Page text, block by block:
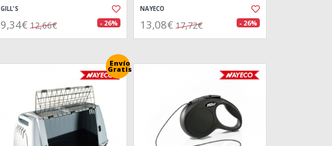
GILL'S
9,34€ 12,66€ - 26%
NAYECO
13,08€ 17,72€ - 26%
Envío
Gratis